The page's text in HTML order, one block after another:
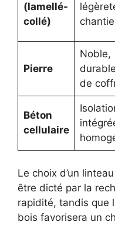
(lamellé-
collé)
Pierre
Noble,
de
Béton
cellulaire
Le choix d’un
être dicté par la
rapidité, tandis que
bois favorisera un